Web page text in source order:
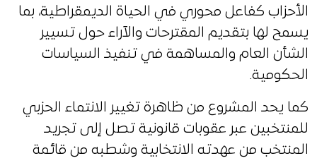
الأحزاب كفاعل محوري في الحياة الديمقراطية، بما
يسمح لها بتقديم المقترحات والآراء حول تسيير
الشأن العام والمساهمة في تنفيذ السياسات
الحكومية.
كما يحد المشروع من ظاهرة تغيير الانتماء الحزبي
للمنتخبين عبر عقوبات قانونية تصل إلى تجريد
المنتخب من عهدته الانتخابية وشطبه من قائمة